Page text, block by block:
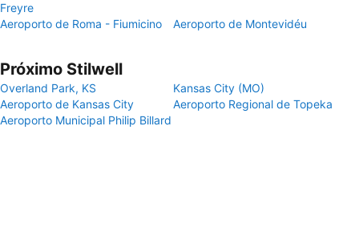
Freyre
Aeroporto de Roma - Fiumicino Aeroporto de Montevidéu
Próximo Stilwell
Overland Park, KS
Kansas City (MO)
Aeroporto de Kansas City
Aeroporto Regional de Topeka
Aeroporto Municipal Philip Billard